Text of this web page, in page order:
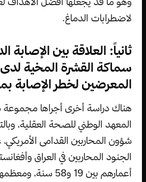
لاضطرابات الدماغ.
ثانياً: العلاقة بين الإصابة
سماكة القشرة المخية
المعرضين لخطر الإصابة
هناك دراسة أخرى أجراها مجموعة
المعهد الوطني للصحة العقلية،
الجنود المحاربين في العراق
أعمارهم بين 19 و58